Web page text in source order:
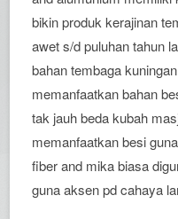
bikin produk kerajinan
awet s/d puluhan tahun
bahan tembaga
memanfaatkan bahan
tak jauh beda kubah
memanfaatkan besi
fiber and mika biasa
guna aksen pd cahaya